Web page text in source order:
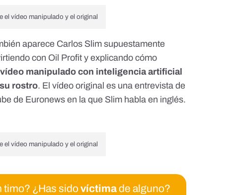
el vídeo manipulado y el original
aparece Carlos Slim supuestamente
con Oil Profit y explicando cómo
manipulado con inteligencia artificial
rostro. El vídeo original es unaentrevista de
de Euronews en la que Slim habla en inglés.
el vídeo manipulado y el original
timo? ¿Has sidovíctimade alguno?